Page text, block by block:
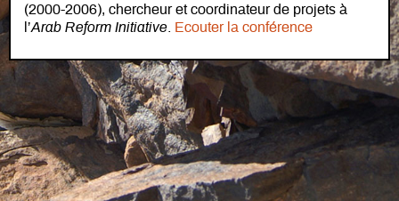
(2000-2006), chercheur et coordinateur de projets à
l’Arab Reform Initiative Ecouter la conférence